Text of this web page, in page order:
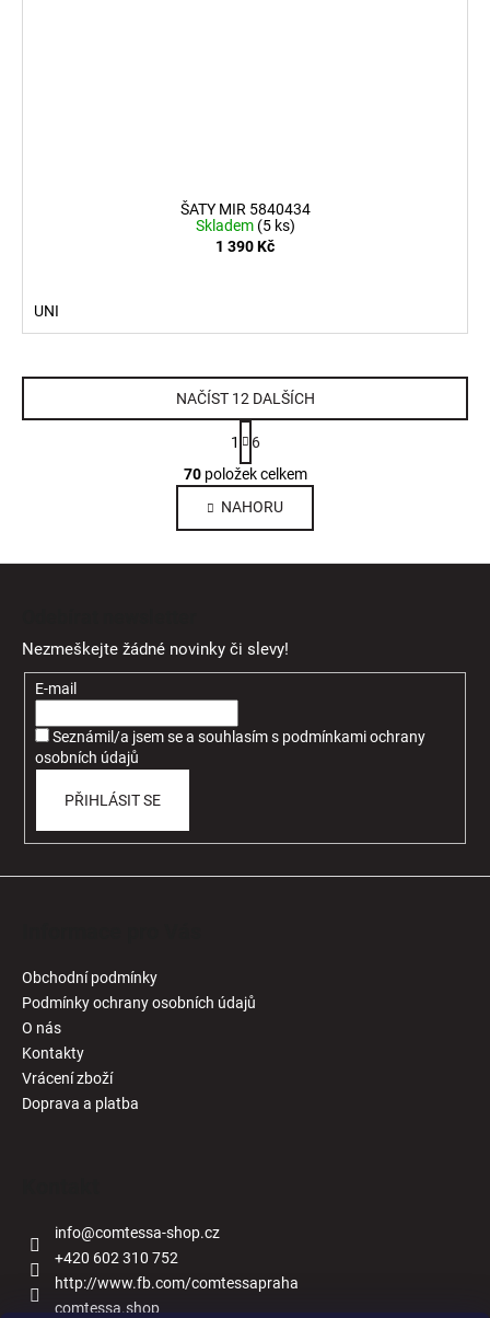
ŠATY MIR 5840434
Skladem (5 ks)
1 390 Kč
UNI
O
v
l
á
d
p
r
k
i
s
NAČÍST 12 DALŠÍCH
S
t
r
á
n
k
1
6
70položek celkem
NAHORU
Nezmeškejte žádné novinky či slevy!
E-mail
Seznámil/a jsem se a souhlasíms podmínkami ochrany
osobních údajů
PŘIHLÁSIT SE
Obchodní podmínky
Podmínky ochrany osobních údajů
O nás
Kontakty
Vrácení zboží
Doprava a platba
info@comtessa-shop.cz
+420 602 310 752
http://www.fb.com/comtessapraha
comtessa.shop